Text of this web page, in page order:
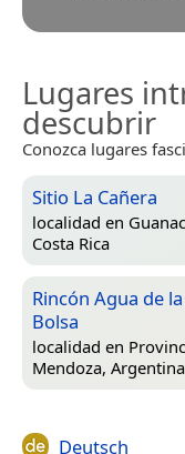
Lugares
descubrir
Conozca lugares
Sitio La Cañera
localidad en
Costa Rica
Rincón Agua de la
Bolsa
localidad en
Mendoza, Argentina
Deutsch